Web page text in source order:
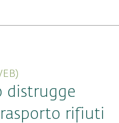
distrugge
rifiuti